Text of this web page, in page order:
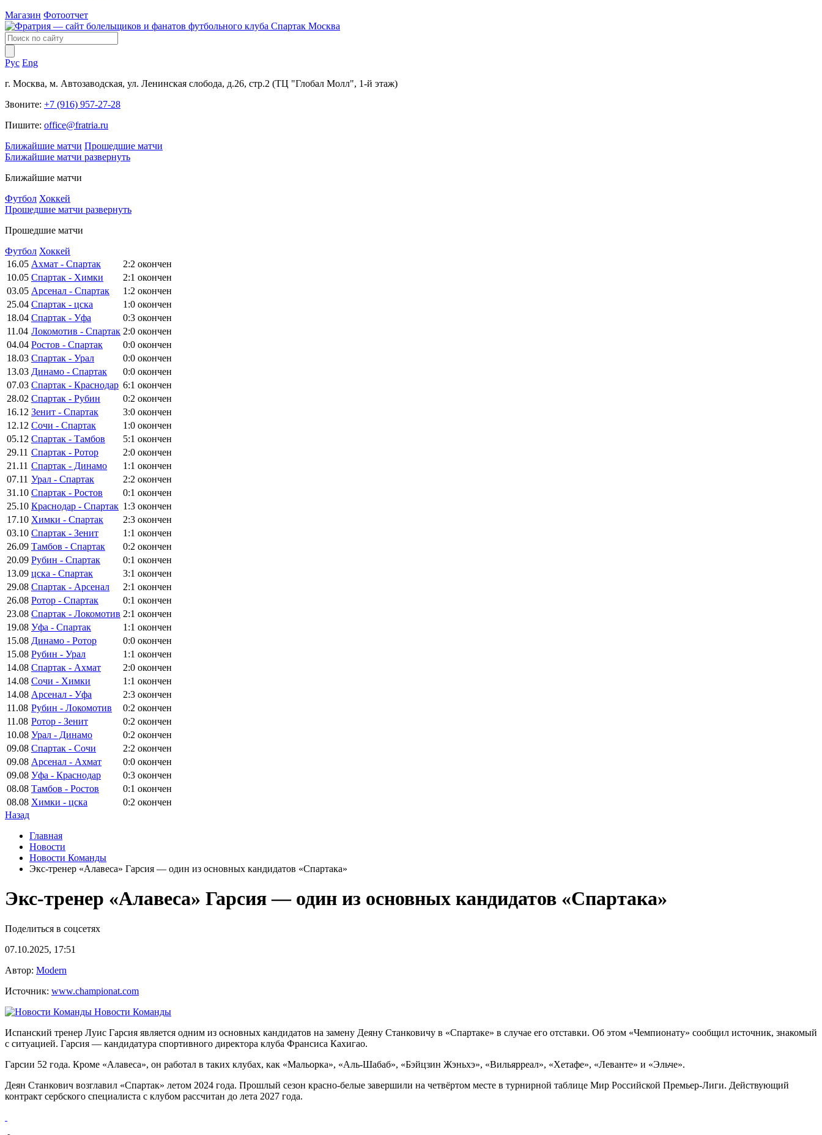
Магазин Фотоотчет
Рус Eng
г. Москва, м. Автозаводская, ул. Ленинская слобода, д.26, стр.2 (ТЦ "Глобал Молл", 1-й этаж)
Звоните: +7 (916) 957-27-28
Пишите: office@fratria.ru
Ближайшие матчи Прошедшие матчи
Ближайшие матчи развернуть
Ближайшие матчи
Футбол Хоккей
Прошедшие матчи развернуть
Прошедшие матчи
Футбол Хоккей
16.05 Ахмат - Спартак 2:2 окончен
10.05 Спартак - Химки 2:1 окончен
03.05 Арсенал - Спартак 1:2 окончен
25.04 Спартак - цска 1:0 окончен
18.04 Спартак - Уфа 0:3 окончен
11.04 Локомотив - Спартак 2:0 окончен
04.04 Ростов - Спартак 0:0 окончен
18.03 Спартак - Урал 0:0 окончен
13.03 Динамо - Спартак 0:0 окончен
07.03 Спартак - Краснодар 6:1 окончен
28.02 Спартак - Рубин 0:2 окончен
16.12 Зенит - Спартак 3:0 окончен
12.12 Сочи - Спартак 1:0 окончен
05.12 Спартак - Тамбов 5:1 окончен
29.11 Спартак - Ротор 2:0 окончен
21.11 Спартак - Динамо 1:1 окончен
07.11 Урал - Спартак 2:2 окончен
31.10 Спартак - Ростов 0:1 окончен
25.10 Краснодар - Спартак 1:3 окончен
17.10 Химки - Спартак 2:3 окончен
03.10 Спартак - Зенит 1:1 окончен
26.09 Тамбов - Спартак 0:2 окончен
20.09 Рубин - Спартак 0:1 окончен
13.09 цска - Спартак 3:1 окончен
29.08 Спартак - Арсенал 2:1 окончен
26.08 Ротор - Спартак 0:1 окончен
23.08 Спартак - Локомотив 2:1 окончен
19.08 Уфа - Спартак 1:1 окончен
15.08 Динамо - Ротор 0:0 окончен
15.08 Рубин - Урал 1:1 окончен
14.08 Спартак - Ахмат 2:0 окончен
14.08 Сочи - Химки 1:1 окончен
14.08 Арсенал - Уфа 2:3 окончен
11.08 Рубин - Локомотив 0:2 окончен
11.08 Ротор - Зенит 0:2 окончен
10.08 Урал - Динамо 0:2 окончен
09.08 Спартак - Сочи 2:2 окончен
09.08 Арсенал - Ахмат 0:0 окончен
09.08 Уфа - Краснодар 0:3 окончен
08.08 Тамбов - Ростов 0:1 окончен
08.08 Химки - цска 0:2 окончен
Назад
Главная
Новости
Новости Команды
Экс-тренер «Алавеса» Гарсия — один из основных кандидатов «Спартака»
Экс-тренер «Алавеса» Гарсия — один из основных кандидатов «Спартака»
Поделиться в соцсетях
07.10.2025, 17:51
Автор: Modern
Источник: www.championat.com
Новости Команды
Испанский тренер Луис Гарсия является одним из основных кандидатов на замену Деяну Станковичу в «Спартаке» в случае его отставки. Об этом «Чемпионату» сообщил источник, знакомый
с ситуацией. Гарсия — кандидатура спортивного директора клуба Франсиса Кахигао.
Гарсии 52 года. Кроме «Алавеса», он работал в таких клубах, как «Мальорка», «Аль-Шабаб», «Бэйцзин Жэньхэ», «Вильярреал», «Хетафе», «Леванте» и «Эльче».
Деян Станкович возглавил «Спартак» летом 2024 года. Прошлый сезон красно-белые завершили на четвёртом месте в турнирной таблице Мир Российской Премьер-Лиги. Действующий
контракт сербского специалиста с клубом рассчитан до лета 2027 года.